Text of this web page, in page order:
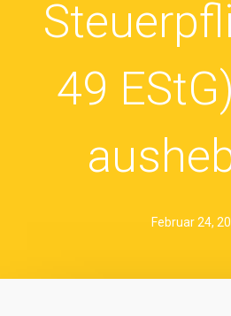
49
Februar 24,